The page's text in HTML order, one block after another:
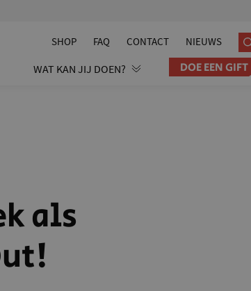
SHOP FAQ CONTACT NIEUWS
WAT KAN JIJ DOEN? DOE EEN GIFT
als